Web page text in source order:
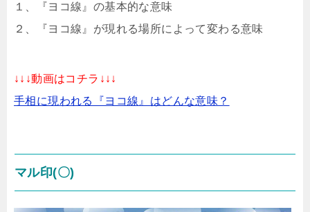
１、『ヨコ線』の基本的な意味
２、『ヨコ線』が現れる場所によって変わる意味
↓↓↓動画はコチラ↓↓↓
手相に現われる『ヨコ線』はどんな意味？
マル印(〇)